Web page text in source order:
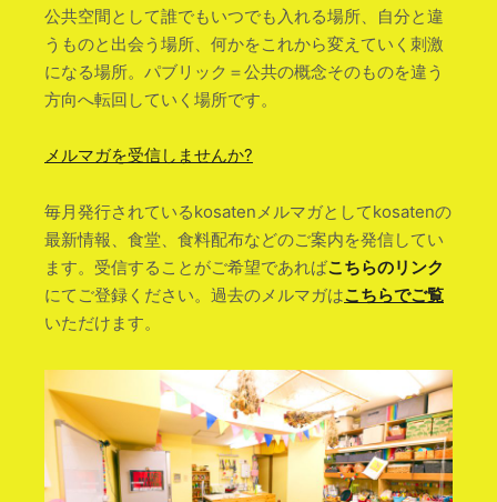
公共空間として誰でもいつでも入れる場所、自分と違
うものと出会う場所、何かをこれから変えていく刺激
になる場所。パブリック＝公共の概念そのものを違う
方向へ転回していく場所です。
メルマガを受信しませんか?
毎月発行されているkosatenメルマガとしてkosatenの
最新情報、食堂、食料配布などのご案内を発信してい
ます。受信することがご希望であればこちらのリンク
にてご登録ください。過去のメルマガはこちらでご覧
いただけます。